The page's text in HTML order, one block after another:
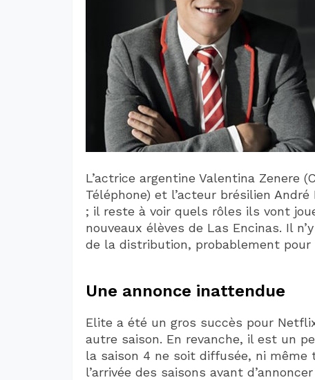
L’actrice argentine Valentina Zenere
Téléphone) et l’acteur brésilien
; il reste à voir quels rôles ils vont
nouveaux élèves de Las Encinas. Il
de la distribution, probablement
Une annonce inattendue
Elite a été un gros succès pour
autre saison. En revanche, il est un
la saison 4 ne soit diffusée, ni
l’arrivée des saisons avant